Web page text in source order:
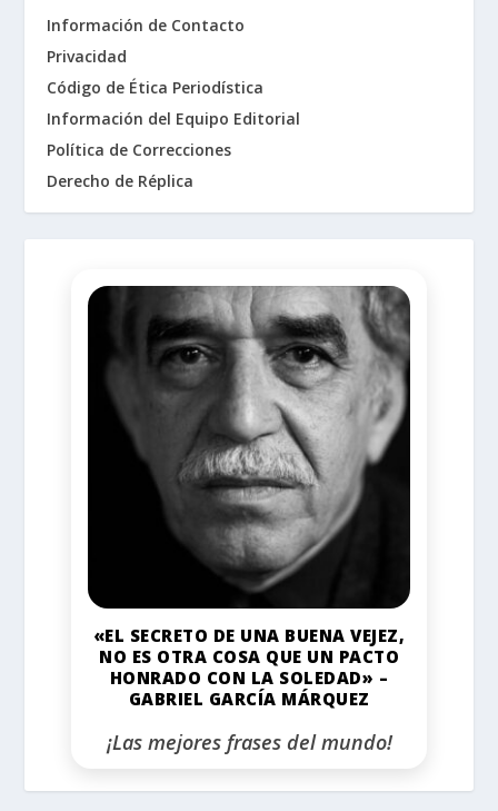
Información de Contacto
Privacidad
Código de Ética Periodística
Información del Equipo Editorial
Política de Correcciones
Derecho de Réplica
«EL SECRETO DE UNA BUENA VEJEZ,
NO ES OTRA COSA QUE UN PACTO
HONRADO CON LA SOLEDAD» –
GABRIEL GARCÍA MÁRQUEZ
¡Las mejores frases del mundo!